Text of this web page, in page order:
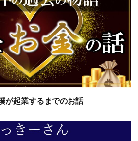
起業するまでのお話